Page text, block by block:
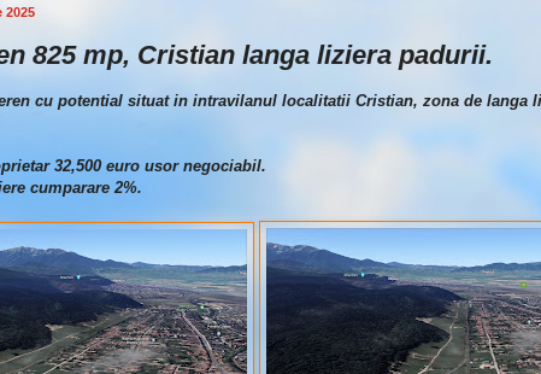
2025
825 mp, Cristian langa liziera padurii.
cu potential situat in intravilanul localitatii Cristian, zona de langa
32,500 euro usor negociabil.
cumparare 2%.